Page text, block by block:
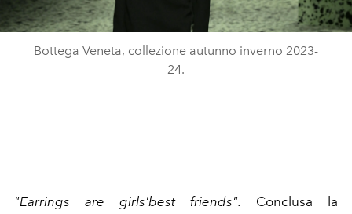
Bottega Veneta, collezione autunno inverno 2023-
24.
"Earrings are girls'best friends". Conclusa la